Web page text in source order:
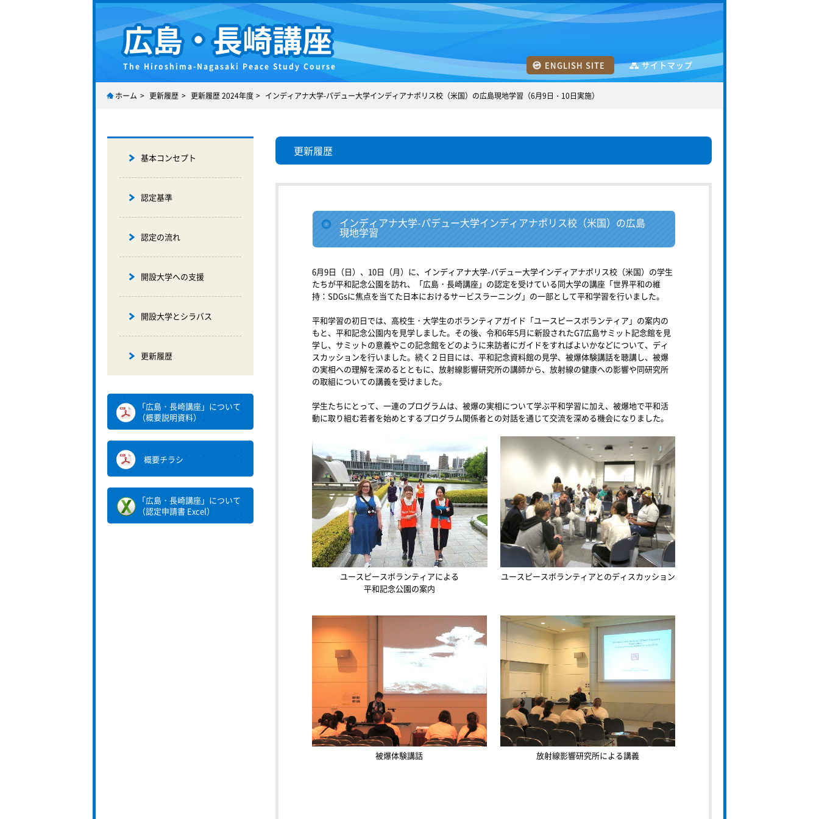
広島・長崎講座
The Hiroshima-Nagasaki Peace Study Course ENGLISH SITE サイトマップ
ホーム 更新履歴 更新履歴 2024年度 インディアナ大学-パデュー大学インディアナポリス校（米国）の広島現地学習（6月9日・10日実施）
更新履歴
インディアナ大学-パデュー大学インディアナポリス校（米国）の広島
現地学習
6月9日（日）、10日（月）に、インディアナ大学-パデュー大学インディアナポリス校（米国）の学生
たちが平和記念公園を訪れ、「広島・長崎講座」の認定を受けている同大学の講座「世界平和の維
持：SDGsに焦点を当てた日本におけるサービスラーニング」の一部として平和学習を行いました。
平和学習の初日では、高校生・大学生のボランティアガイド「ユースピースボランティア」の案内の
もと、平和記念公園内を見学しました。その後、令和6年5月に新設されたG7広島サミット記念館を見
学し、サミットの意義やこの記念館をどのように来訪者にガイドをすればよいかなどについて、ディ
スカッションを行いました。続く２日目には、平和記念資料館の見学、被爆体験講話を聴講し、被爆
の実相への理解を深めるとともに、放射線影響研究所の講師から、放射線の健康への影響や同研究所
の取組についての講義を受けました。
学生たちにとって、一連のプログラムは、被爆の実相について学ぶ平和学習に加え、被爆地で平和活
動に取り組む若者を始めとするプログラム関係者との対話を通じて交流を深める機会になりました。
ユースピースボランティアによる
平和記念公園の案内
ユースピースボランティアとのディスカッション
被爆体験講話 放射線影響研究所による講義
基本コンセプト
認定基準
認定の流れ
開設大学への支援
開設大学とシラバス
更新履歴
「広島・長崎講座」について
（概要説明資料）
概要チラシ
「広島・長崎講座」について
（認定申請書 Excel）